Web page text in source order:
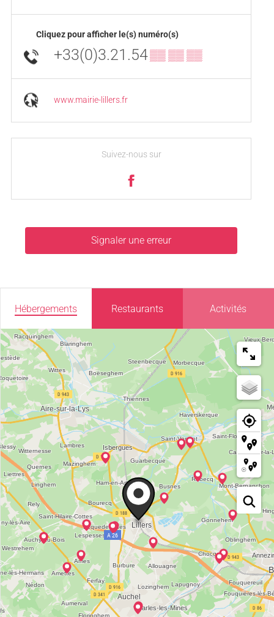
Cliquez pour afficher le(s) numéro(s)
+33(0)3.21.54▒▒ ▒▒ ▒▒
www.mairie-lillers.fr
Suivez-nous sur
Signaler une erreur
Hébergements Restaurants Activités